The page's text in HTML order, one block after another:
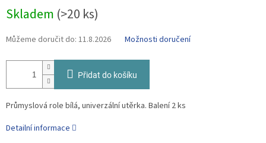
Skladem (>20 ks)
Můžeme doručit do: 11.8.2026 Možnosti doručení
Přidat do košíku
Průmyslová role bílá, univerzální utěrka. Balení 2 ks
Detailní informace